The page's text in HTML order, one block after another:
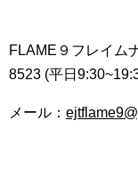
FLAME９フレイム
8523 (平日
メール：